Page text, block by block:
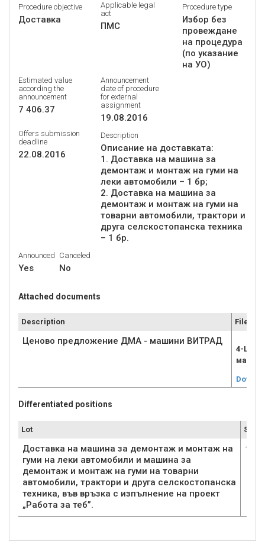
Procedure objective
Доставка
Applicable legal
act
ПМС
Procedure type
Избор без
провеждане
на процедура
(по указание
на УО)
Estimated value
according the
announcement
7 406.37
Announcement
date of procedure
for external
assignment
19.08.2016
Offers submission
deadline
22.08.2016
Description
Описание на доставката:
1. Доставка на машина за
демонтаж и монтаж на гуми на
леки автомобили – 1 бр;
2. Доставка на машина за
демонтаж и монтаж на гуми на
товарни автомобили, трактори и
друга селскостопанска техника
Announced
Yes
Canceled
No
Attached documents
Description File
Ценово предложение ДМА - машини ВИТРАД
4-
Differentiated positions
Lot
Доставка на машина за демонтаж и монтаж на
гуми на леки автомобили и машина за
демонтаж и монтаж на гуми на товарни
автомобили, трактори и друга селскостопанска
техника, във връзка с изпълнение на проект
„Работа за теб”.
1